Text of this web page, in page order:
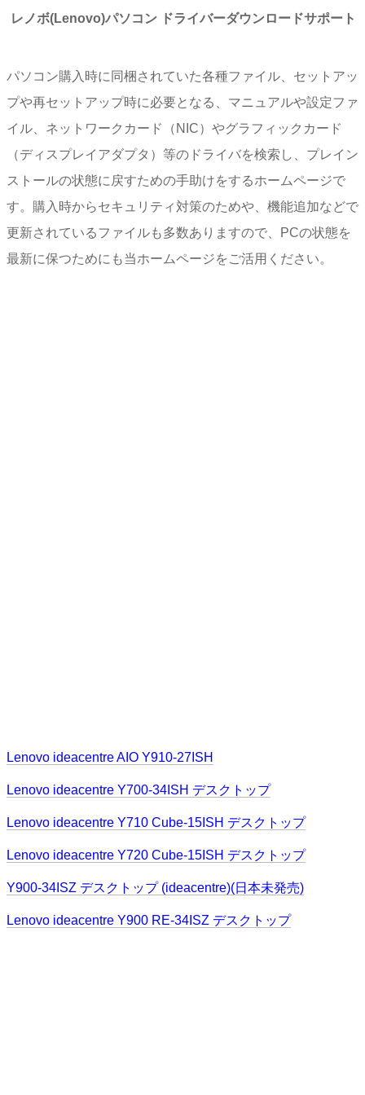
レノボ(Lenovo)パソコン ドライバーダウンロードサポート
パソコン購入時に同梱されていた各種ファイル、セットアッ
プや再セットアップ時に必要となる、マニュアルや設定ファ
イル、ネットワークカード（NIC）やグラフィックカード
（ディスプレイアダプタ）等のドライバを検索し、プレイン
ストールの状態に戻すための手助けをするホームページで
す。購入時からセキュリティ対策のためや、機能追加などで
更新されているファイルも多数ありますので、PCの状態を
最新に保つためにも当ホームページをご活用ください。
Lenovo ideacentre AIO Y910-27ISH
Lenovo ideacentre Y700-34ISH デスクトップ
Lenovo ideacentre Y710 Cube-15ISH デスクトップ
Lenovo ideacentre Y720 Cube-15ISH デスクトップ
Y900-34ISZ デスクトップ (ideacentre)(日本未発売)
Lenovo ideacentre Y900 RE-34ISZ デスクトップ